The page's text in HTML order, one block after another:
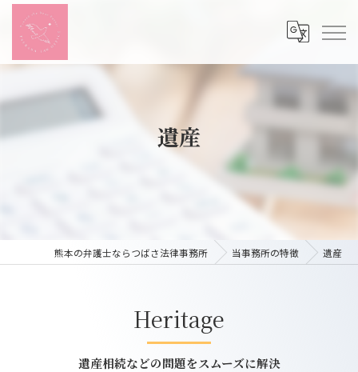
遺産
熊本の弁護士ならつばさ法律事務所 当事務所の特徴 遺産
遺産相続などの問題をスムーズに解決
Heritage